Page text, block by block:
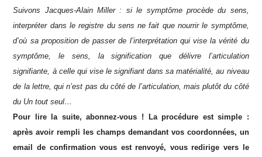
Suivons Jacques-Alain Miller : si le symptôme procède du sens,
interpréter dans le registre du sens ne fait que nourrir le symptôme,
d’où sa proposition de passer de l’interprétation qui vise la vérité du
symptôme, le sens, la signification que délivre l’articulation
signifiante, à celle qui vise le signifiant dans sa matérialité, au niveau
de la lettre, qui n’est pas du côté de l’articulation, mais plutôt du côté
du Un tout seul…
Pour lire la suite, abonnez-vous ! La procédure est simple :
après avoir rempli les champs demandant vos coordonnées, un
email de confirmation vous est renvoyé, vous redirige vers le